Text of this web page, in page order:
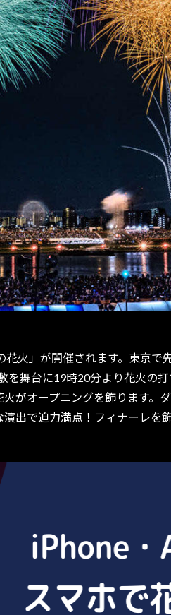
火」が開催されます。東京で
舞台に19時20分より花火の
がオープニングを飾ります
出で迫力満点！フィナーレ